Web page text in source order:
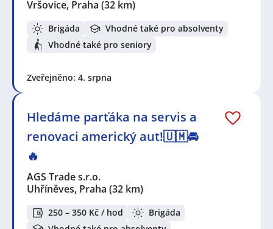
Vršovice, Praha (32 km)
Brigáda
Vhodné také pro absolventy
Vhodné také pro seniory
Zveřejněno: 4. srpna
Hledáme parťáka na servis a
renovaci americký aut!🇺🇲🚘
🔥
AGS Trade s.r.o.
Uhříněves, Praha (32 km)
250 – 350 Kč / hod
Brigáda